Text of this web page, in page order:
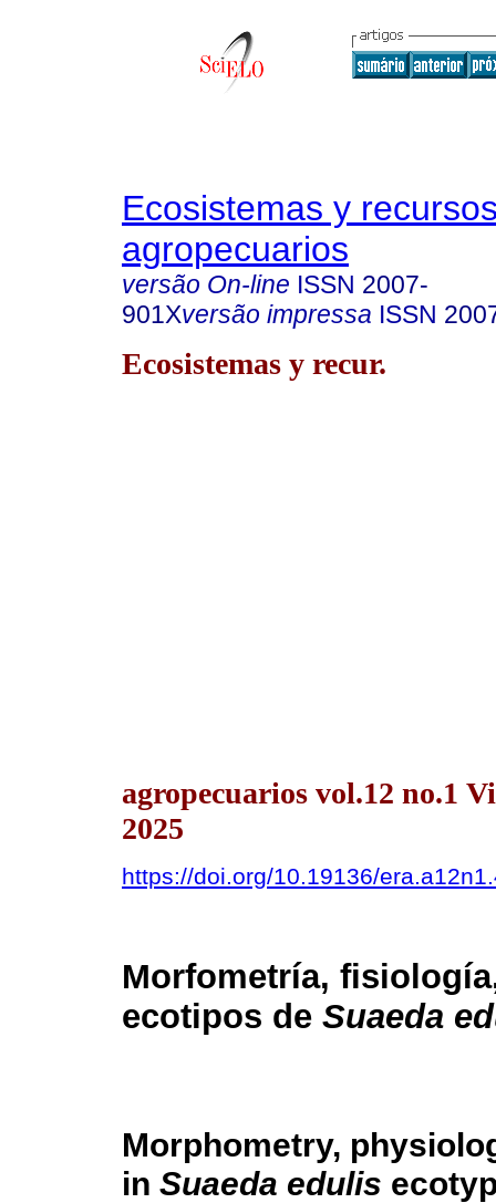
Ecosistemas y
agropecuarios
versão On-line ISSN 2007-
901Xversão impressa ISSN
Ecosistemas y recur.
agropecuarios vol.12 no.1
2025
https://doi.org/10.19136/
Morfometría,
ecotipos de Suaeda
Morphometry,
in Suaeda edulis